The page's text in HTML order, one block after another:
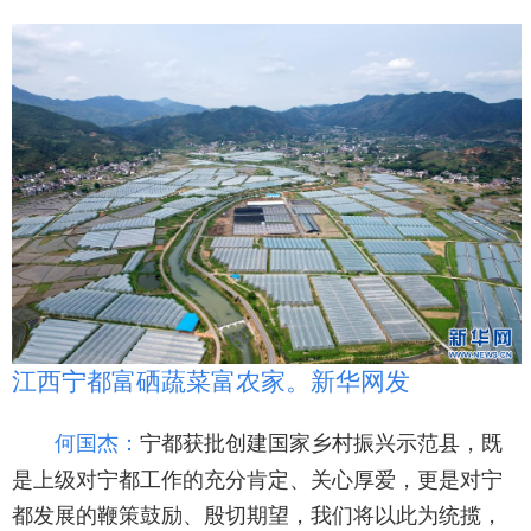
江西宁都富硒蔬菜富农家。新华网发
何国杰： 宁都获批创建国家乡村振兴示范县，既
是上级对宁都工作的充分肯定、关心厚爱，更是对宁
都发展的鞭策鼓励、殷切期望，我们将以此为统揽，